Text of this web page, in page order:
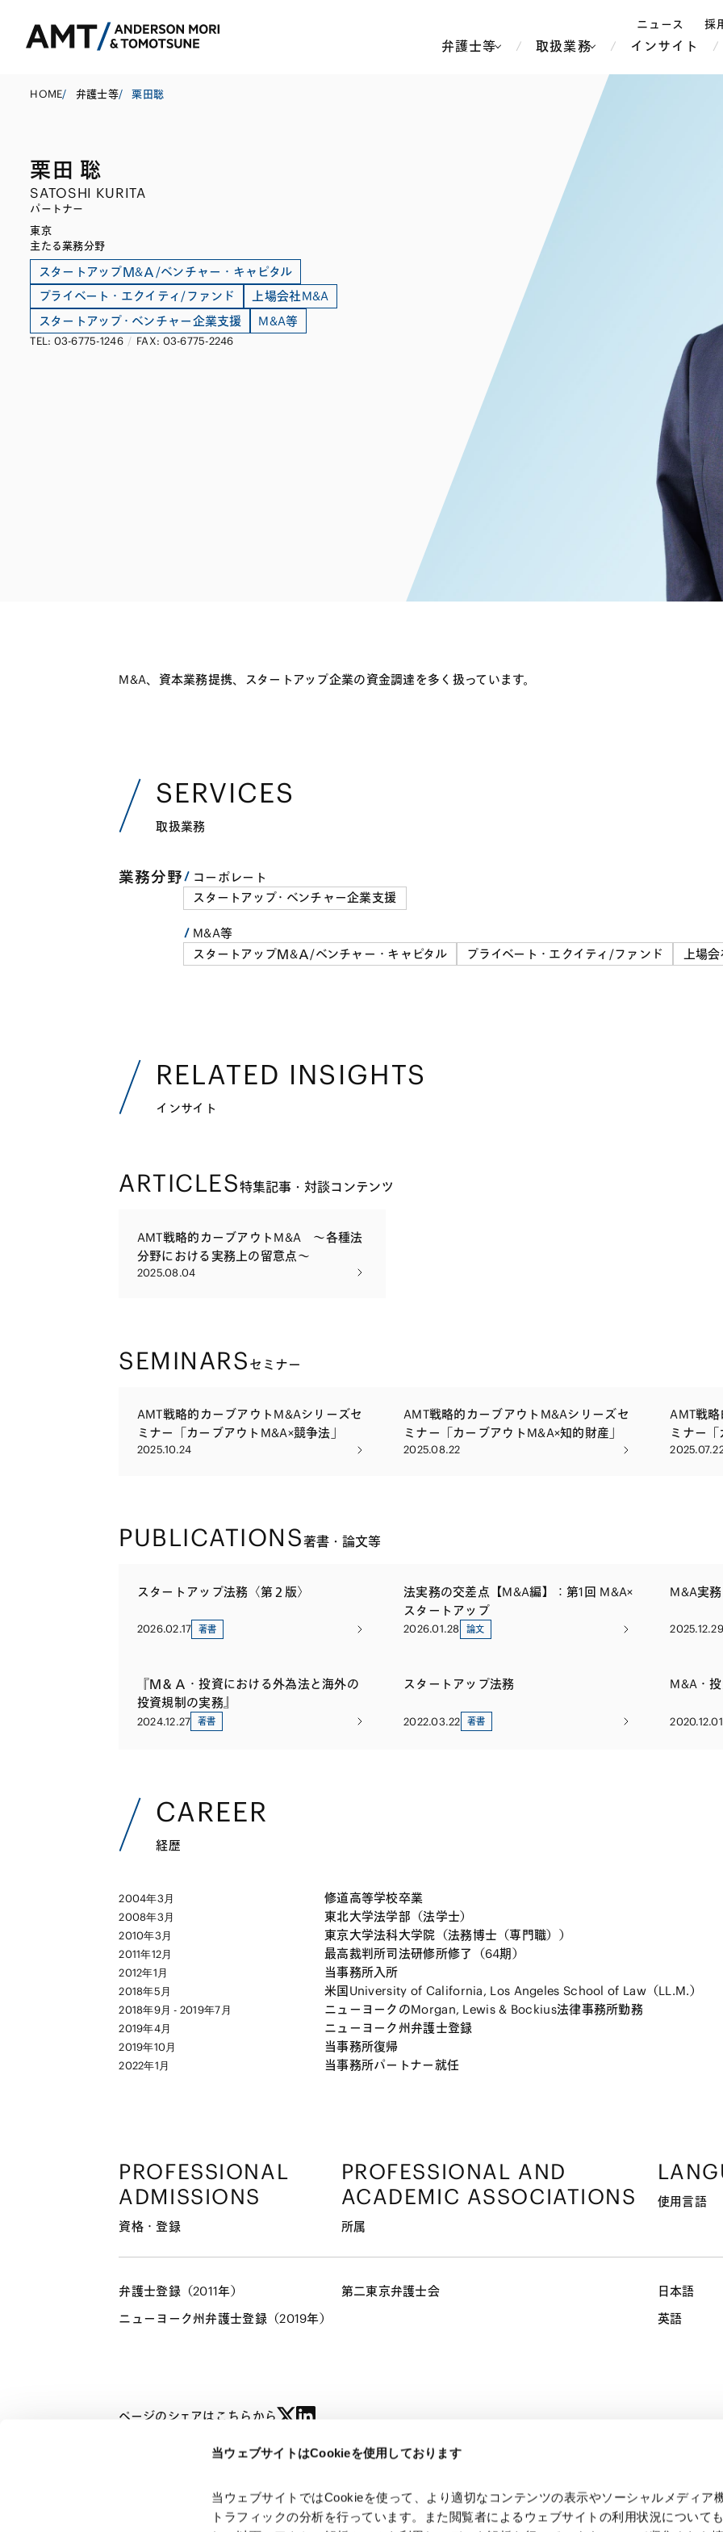
当ウェブサイトはCookieを使用しております
当ウェブサイトではCookieを使って、より適切なコンテンツの表示やソーシャルメディア
トラフィックの分析を行っています。また閲覧者によるウェブサイトの利用状況について
ニュース 採
弁護士等 取扱業務
M&A等
規制当局対応・危機管理
キャピタル・マーケッツ
Tech／データ／IT・通信等
ライフサイエンス
ウェルス・
資源・エネ
紛争解決
証券
保険
信託
通信・メディア・エンター
テインメント
情報産業・インターネッ
ト・セキュリティ
医療・製薬・ヘルスケア・
ライフサイエンス・バイオ
スポーツ
鉄鋼・金属
電子部品・
消費財・小
商社
建設・土木
南アジア
東南アジア
ヨーロッパ
インサイト
シンガポール
HOME/ 弁護士等/ 栗田聡
栗田 聡
SATOSHI KURITA
パートナー
東京
主たる業務分野
スタートアップＭ&Ａ/ベンチャー・キャピタル
プライベート・エクイティ/ファンド
上場会社M&A
スタートアップ・ベンチャー企業支援
M&A等
TEL: 03-6775-1246 / FAX: 03-6775-2246
M&A、資本業務提携、スタートアップ企業の資金調達を多く扱っています。
SERVICES
取扱業務
業務分野
コーポレート
スタートアップ・ベンチャー企業支援
M&A等
スタートアップＭ&Ａ/ベンチャー・キャピタル
プライベート・エクイティ/ファンド 上場
RELATED INSIGHTS
インサイト
ARTICLES特集記事・対談コンテンツ
AMT戦略的カーブアウトM&A ～各種法
分野における実務上の留意点～
2025.08.04
SEMINARS セミナー
AMT戦略的カーブアウトM&Aシリーズセ
ミナー「カーブアウトM&A×競争法」
2025.10.24
AMT戦略的カーブアウトM&Aシリーズセ
ミナー「カーブアウトM&A×知的財産」
2025.08.22
AMT戦
ミナー
PUBLICATIONS著書・論文等
スタートアップ法務〈第２版〉
2026.02.17 著書
法実務の交差点【M&A編】：第1回 M&A×
スタートアップ
2026.01.28 論文
M&A実
2025.12.29
『Ｍ＆Ａ・投資における外為法と海外の
投資規制の実務』
2024.12.27 著書
スタートアップ法務
2022.03.22 著書
M&A・
2020.12.01
CAREER
経歴
2004年3月 修道高等学校卒業
2008年3月 東北大学法学部（法学士）
2010年3月 東京大学法科大学院（法務博士（専門職））
2011年12月 最高裁判所司法研修所修了（64期）
2012年1月 当事務所入所
2018年5月 米国University of California, Los Angeles School of Law（LL.M.）
2018年9月 - 2019年7月 ニューヨークのMorgan, Lewis & Bockius法律事務所勤務
2019年4月 ニューヨーク州弁護士登録
2019年10月 当事務所復帰
2022年1月 当事務所パートナー就任
PROFESSIONAL
ADMISSIONS
資格・登録
弁護士登録（2011年）
ニューヨーク州弁護士登録（2019年）
PROFESSIONAL AND
ACADEMIC ASSOCIATIONS
所属
第二東京弁護士会
使用言語
日本語
英語
ページのシェアはこちらから
スタートアップ・ベンチャー企業支援
M&A等